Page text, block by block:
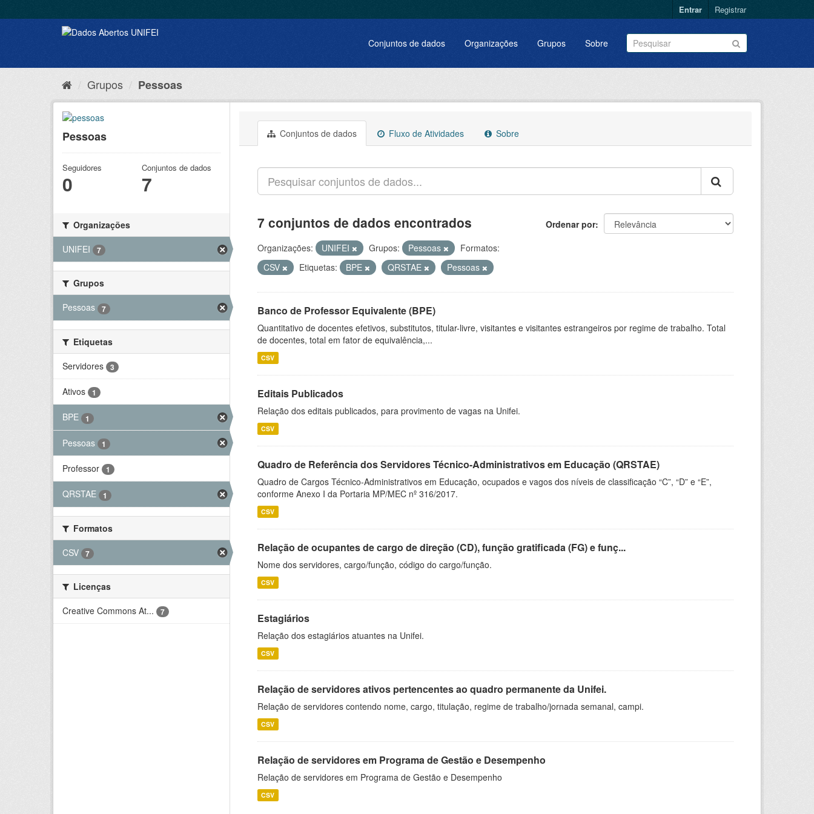
Entrar Registrar
Conjuntos de dados Organizações Grupos Sobre
Grupos Pessoas
Pessoas
Seguidores
0
Conjuntos de dados
7
Organizações
UNIFEI
7
Grupos
Pessoas
7
Etiquetas
Servidores
3
Ativos 1
BPE 1
Pessoas 1
Professor 1
QRSTAE 1
Formatos
CSV
7
Licenças
Creative Commons At...
7
Conjuntos de dados Fluxo de Atividades Sobre
Ordenar por
7 conjuntos de dados encontrados
Organizações: UNIFEI Grupos: Pessoas
Formatos:
CSV
Etiquetas: BPE QRSTAE Pessoas
Banco de Professor Equivalente (BPE)
Quantitativo de docentes efetivos, substitutos, titular-livre, visitantes e visitantes estrangeiros por regime de trabalho. Total
de docentes, total em fator de equivalência,...
CSV
Editais Publicados
Relação dos editais publicados, para provimento de vagas na Unifei.
CSV
Quadro de Referência dos Servidores Técnico-Administrativos em Educação (QRSTAE)
Quadro de Cargos Técnico-Administrativos em Educação, ocupados e vagos dos níveis de classificação “C”, “D” e “E”,
conforme Anexo I da Portaria MP/MEC nº 316/2017.
CSV
Relação de ocupantes de cargo de direção (CD), função gratificada (FG) e funç...
Nome dos servidores, cargo/função, código do cargo/função.
CSV
Estagiários
Relação dos estagiários atuantes na Unifei.
CSV
Relação de servidores ativos pertencentes ao quadro permanente da Unifei.
Relação de servidores contendo nome, cargo, titulação, regime de trabalho/jornada semanal, campi.
CSV
Relação de servidores em Programa de Gestão e Desempenho
Relação de servidores em Programa de Gestão e Desempenho
CSV